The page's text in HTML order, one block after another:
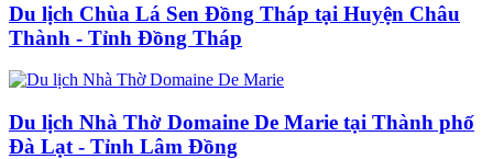
Du lịch Chùa Lá Sen Đồng Tháp tại Huyện Châu
Thành - Tỉnh Đồng Tháp
Du lịch Nhà Thờ Domaine De Marie tại Thành phố
Đà Lạt - Tỉnh Lâm Đồng